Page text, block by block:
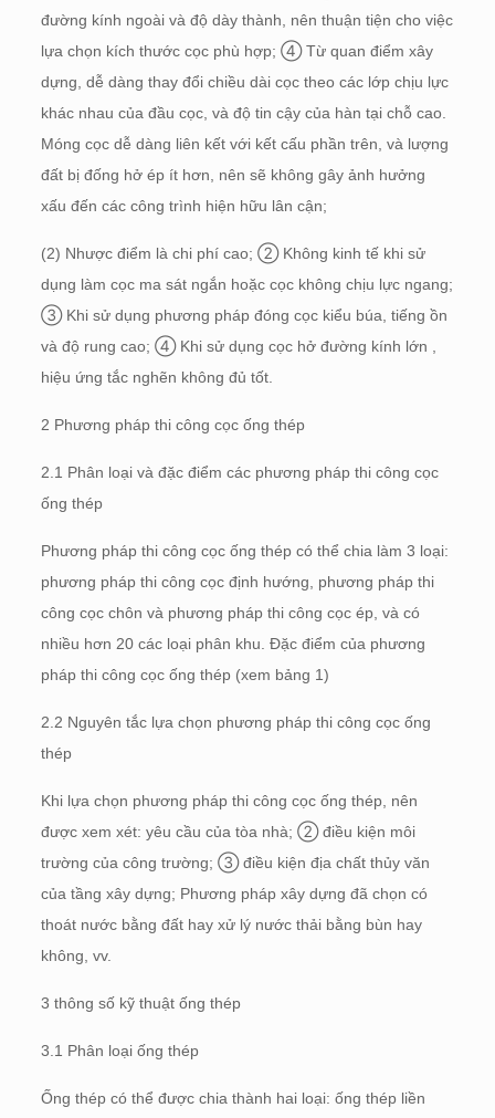
đường kính ngoài và độ dày thành, nên thuận tiện cho việc
lựa chọn kích thước cọc phù hợp; ④ Từ quan điểm xây
dựng, dễ dàng thay đổi chiều dài cọc theo các lớp chịu lực
khác nhau của đầu cọc, và độ tin cậy của hàn tại chỗ cao.
Móng cọc dễ dàng liên kết với kết cấu phần trên, và lượng
đất bị đống hở ép ít hơn, nên sẽ không gây ảnh hưởng
xấu đến các công trình hiện hữu lân cận;
(2) Nhược điểm là chi phí cao; ② Không kinh tế khi sử
dụng làm cọc ma sát ngắn hoặc cọc không chịu lực ngang;
③ Khi sử dụng phương pháp đóng cọc kiểu búa, tiếng ồn
và độ rung cao; ④ Khi sử dụng cọc hở đường kính lớn ,
hiệu ứng tắc nghẽn không đủ tốt.
2 Phương pháp thi công cọc ống thép
2.1 Phân loại và đặc điểm các phương pháp thi công cọc
ống thép
Phương pháp thi công cọc ống thép có thể chia làm 3 loại:
phương pháp thi công cọc định hướng, phương pháp thi
công cọc chôn và phương pháp thi công cọc ép, và có
nhiều hơn 20 các loại phân khu. Đặc điểm của phương
pháp thi công cọc ống thép (xem bảng 1)
2.2 Nguyên tắc lựa chọn phương pháp thi công cọc ống
thép
Khi lựa chọn phương pháp thi công cọc ống thép, nên
được xem xét: yêu cầu của tòa nhà; ② điều kiện môi
trường của công trường; ③ điều kiện địa chất thủy văn
của tầng xây dựng; Phương pháp xây dựng đã chọn có
thoát nước bằng đất hay xử lý nước thải bằng bùn hay
không, vv.
3 thông số kỹ thuật ống thép
3.1 Phân loại ống thép
Ống thép có thể được chia thành hai loại: ống thép liền